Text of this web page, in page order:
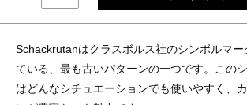
Schackrutanはクラスボルス社のシンボルマ
ている、最も古いパターンの一つです。この
はどんなシチュエーションでも使いやすく、